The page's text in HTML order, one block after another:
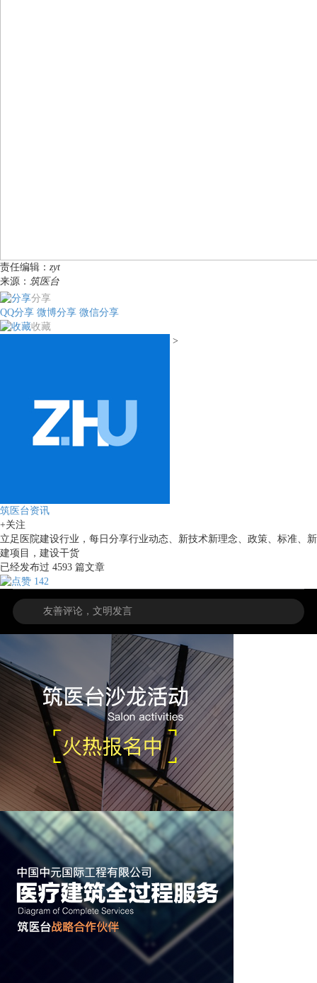
责任编辑： zyt
来源： 筑医台
分享
QQ分享 微博分享 微信分享
收藏
>
筑医台资讯
+关注
立足医院建设行业，每日分享行业动态、新技术新理念、政策、标准、新
建项目，建设干货
已经发布过 4593 篇文章
142